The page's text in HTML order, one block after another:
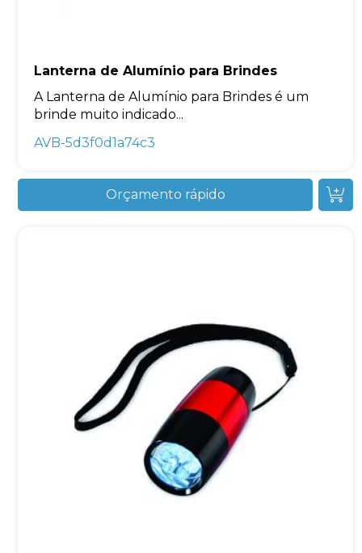
Lanterna de Alumínio para Brindes
A Lanterna de Alumínio para Brindes é um
brinde muito indicado...
AVB-5d3f0d1a74c3
Orçamento rápido